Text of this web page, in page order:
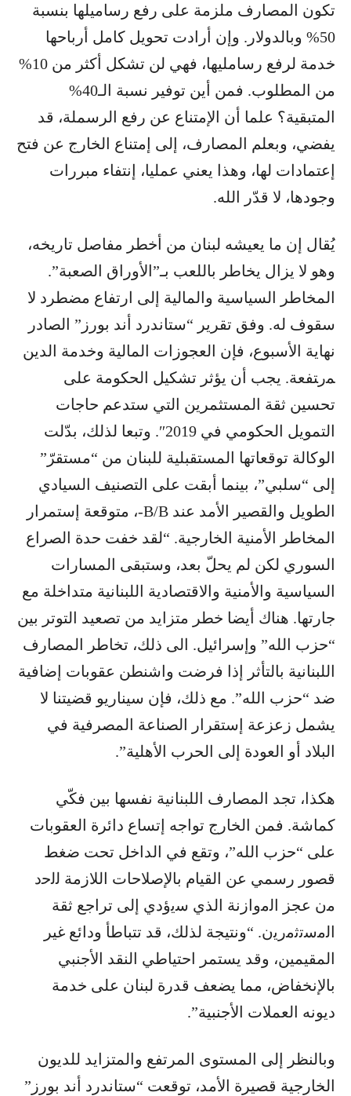
تكون المصارف ملزمة على رفع رساميلها بنسبة
50% وبالدولار. وإن أرادت تحويل كامل أرباحها
خدمة لرفع رسامليها، فهي لن تشكل أكثر من 10%
من المطلوب. فمن أين توفير نسبة الـ40%
المتبقية؟ علما أن الإمتناع عن رفع الرسملة، قد
يفضي، وبعلم المصارف، إلى إمتناع الخارج عن فتح
إعتمادات لها، وهذا يعني عمليا، إنتفاء مبررات
وجودها، لا قدّر الله.
يُقال إن ما يعيشه لبنان من أخطر مفاصل تاريخه،
وهو لا يزال يخاطر باللعب بـ”الأوراق الصعبة”.
المخاطر السياسية والمالية إلى ارتفاع مضطرد لا
سقوف له. وفق تقرير “ستاندرد أند بورز” الصادر
نهاية الأسبوع، فإن العجوزات المالية وخدمة الدين
ﻤﺭﺘﻔﻌﺔ. يجب أن يؤثر تشكيل الحكومة على
تحسين ثقة المستثمرين التي ستدعم حاجات
التمويل الحكومي في 2019″. وتبعا لذلك، بدّلت
الوكالة توقعاتها المستقبلية للبنان من “مستقرّ”
إلى “سلبي”، بينما أبقت على التصنيف السيادي
الطويل والقصير الأمد عند B/B-، متوقعة إستمرار
المخاطر الأمنية الخارجية. “لقد خفت حدة الصراع
السوري لكن لم يحلّ بعد، وستبقى المسارات
السياسية والأمنية والاقتصادية اللبنانية متداخلة مع
جارتها. هناك أيضا خطر متزايد من تصعيد التوتر بين
“حزب الله” وإسرائيل. الى ذلك، تخاطر المصارف
اللبنانية بالتأثر إذا فرضت واشنطن عقوبات إضافية
ضد “حزب الله”. مع ذلك، فإن سيناريو قضيتنا لا
يشمل زعزعة إستقرار الصناعة المصرفية في
البلاد أو العودة إلى الحرب الأهلية”.
هكذا، تجد المصارف اللبنانية نفسها بين فكّي
كماشة. فمن الخارج تواجه إتساع دائرة العقوبات
على “حزب الله”، وتقع في الداخل تحت ضغط
قصور رسمي عن القيام بالإصلاحات اللازمة ﻟﻟﺣد
ﻣن عجز اﻟﻣوازﻧﺔ الذي ﺳﯾؤدي إﻟﯽ تراجع ﺛﻘﺔ
اﻟﻣﺳﺗﺛﻣرﯾن. “ونتيجة لذلك، قد تتباطأ ودائع غير
المقيمين، وقد يستمر احتياطي النقد الأجنبي
بالإنخفاض، مما يضعف قدرة لبنان على خدمة
ديونه العملات الأجنبية”.
وبالنظر إلى المستوى المرتفع والمتزايد للديون
الخارجية قصيرة الأمد، توقعت “ستاندرد أند بورز”